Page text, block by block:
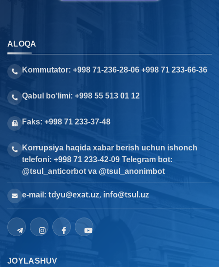
ALOQA
Kommutator: +998 71-236-28-06 +998 71 233-66-36
Qabul bo‘limi: +998 55 513 01 12
Faks: +998 71 233-37-48
Korrupsiya haqida xabar berish uchun ishonch
telefoni: +998 71 233-42-09 Telegram bot:
@tsul_anticorbot va @tsul_anonimbot
e-mail: tdyu@exat.uz, info@tsul.uz
JOYLASHUV